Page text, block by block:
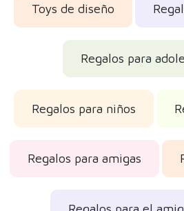
Toys de diseño
Regalos para
Regalos para niños
Regalos para amigas